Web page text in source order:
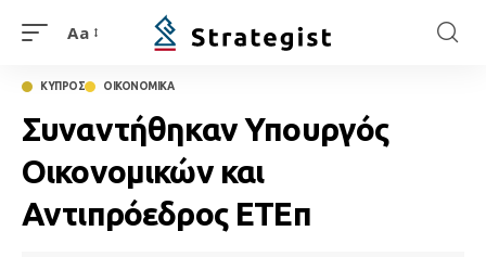
Aa
ΚΥΠΡΟΣ ΟΙΚΟΝΟΜΙΚΑ
Συναντήθηκαν Υπουργός
Οικονομικών και
Αντιπρόεδρος ΕΤΕπ